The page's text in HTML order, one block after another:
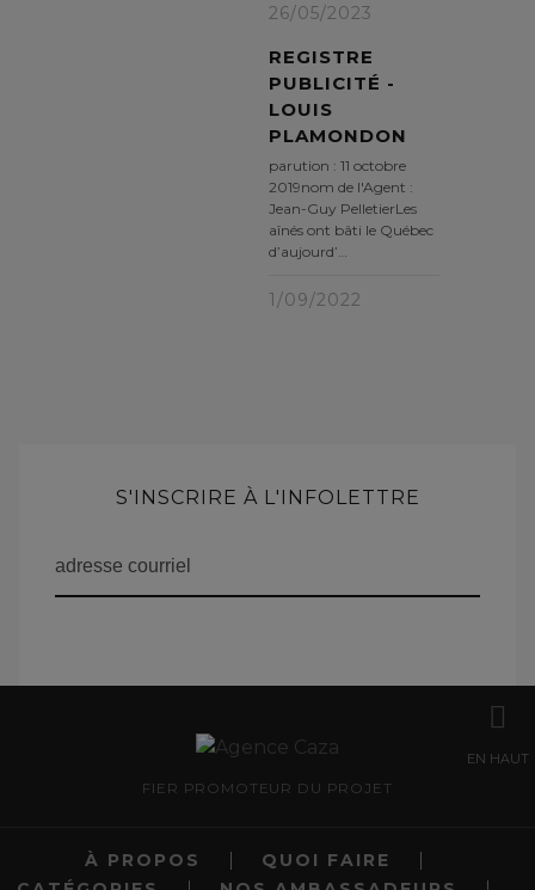
26/05/2023
REGISTRE
PUBLICITÉ -
LOUIS
PLAMONDON
parution : 11 octobre
2019nom de l'Agent :
Jean-Guy PelletierLes
aînés ont bâti le Québec
d’aujourd’…
1/09/2022
S'INSCRIRE À L'INFOLETTRE
EN HAUT
FIER PROMOTEUR DU PROJET
À PROPOS
QUOI FAIRE